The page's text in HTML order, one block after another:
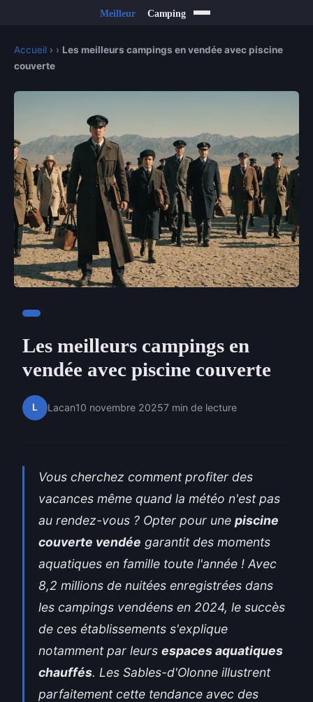
Accueil › › Les meilleurs campings en vendée avec piscine
couverte
Les meilleurs campings en
vendée avec piscine couverte
L Lacan10 novembre 20257 min de lecture
Vous cherchez comment profiter des
vacances même quand la météo n'est pas
au rendez-vous ? Opter pour une piscine
couverte vendée garantit des moments
aquatiques en famille toute l'année ! Avec
8,2 millions de nuitées enregistrées dans
les campings vendéens en 2024, le succès
de ces établissements s'explique
notamment par leurs espaces aquatiques
chauffés. Les Sables-d'Olonne illustrent
parfaitement cette tendance avec des